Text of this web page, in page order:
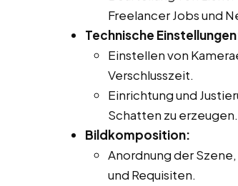
Freelancer Jobs und
Technische
Einstellen von
Verschlusszeit.
Einrichtung und
Schatten zu erzeugen.
Bildkomposition:
Anordnung der
und Requisiten.